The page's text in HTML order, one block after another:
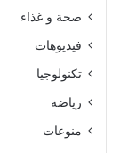
صحة و غذاء
فيديوهات
تكنولوجيا
رياضة
منوعات